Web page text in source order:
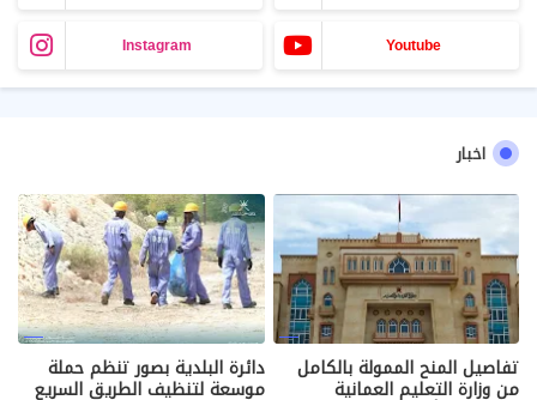
Instagram Youtube
اخبار
تفاصيل المنح الممولة بالكامل
من وزارة التعليم العمانية
دائرة البلدية بصور تنظم حملة
موسعة لتنظيف الطريق السريع